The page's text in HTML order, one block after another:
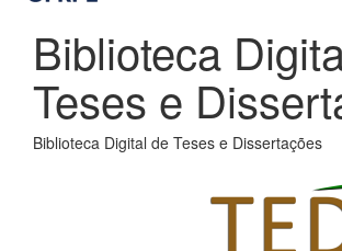
Biblioteca
Teses e
Biblioteca Digital de Teses e Dissertações